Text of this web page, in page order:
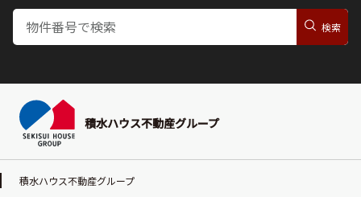
積水ハウス不動産グループ
積水ハウス不動産グループ